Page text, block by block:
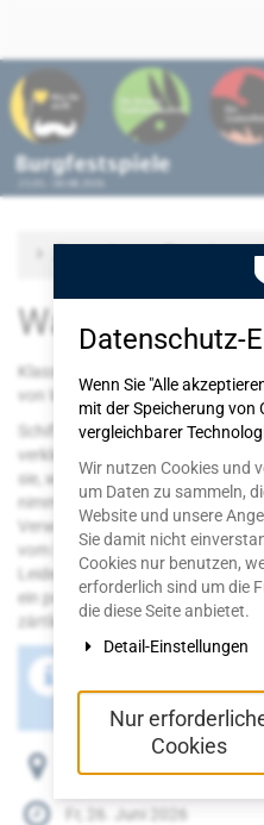
Inhalt
springen
Mayen
Zu anderem Termin
Was ihr wollt
Klassische Komödie –
von William Shakespeare
Schiffbruch, Maskerade,
verkleidet sich als Mann. Schon
sie, während Viola selbst den
nimmt seinen Lauf.
Verwechslungskomödie erzählt
vom Spiel der Liebe, vom Schein
Leidenschaft und Verwirrung,
ein poetisches Theaterfest über
zärtlich und voller Leben.
Burgfrieden 8, 56727 Mayen
Fr, 26. Juni 2026
Datenschutz-
Wenn Sie "Alle
mit der Speicherung von
vergleichbarer
Wir nutzen Cookies und
um Daten zu sammeln,
Website und unsere
Sie damit nicht
Cookies nur benutzen,
erforderlich sind um die
die diese Seite anbietet.
Detail-Einstellungen
Nur
Cookies